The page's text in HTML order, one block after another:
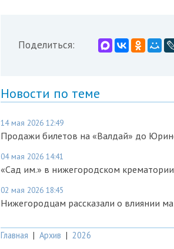
Поделиться:
Новости по теме
14 мая 2026 12:49
Продажи билетов на «Валдай» до
04 мая 2026 14:41
«Сад им.» в нижегородском
02 мая 2026 18:45
Нижегородцам рассказали о влиянии
Главная | Архив | 2026